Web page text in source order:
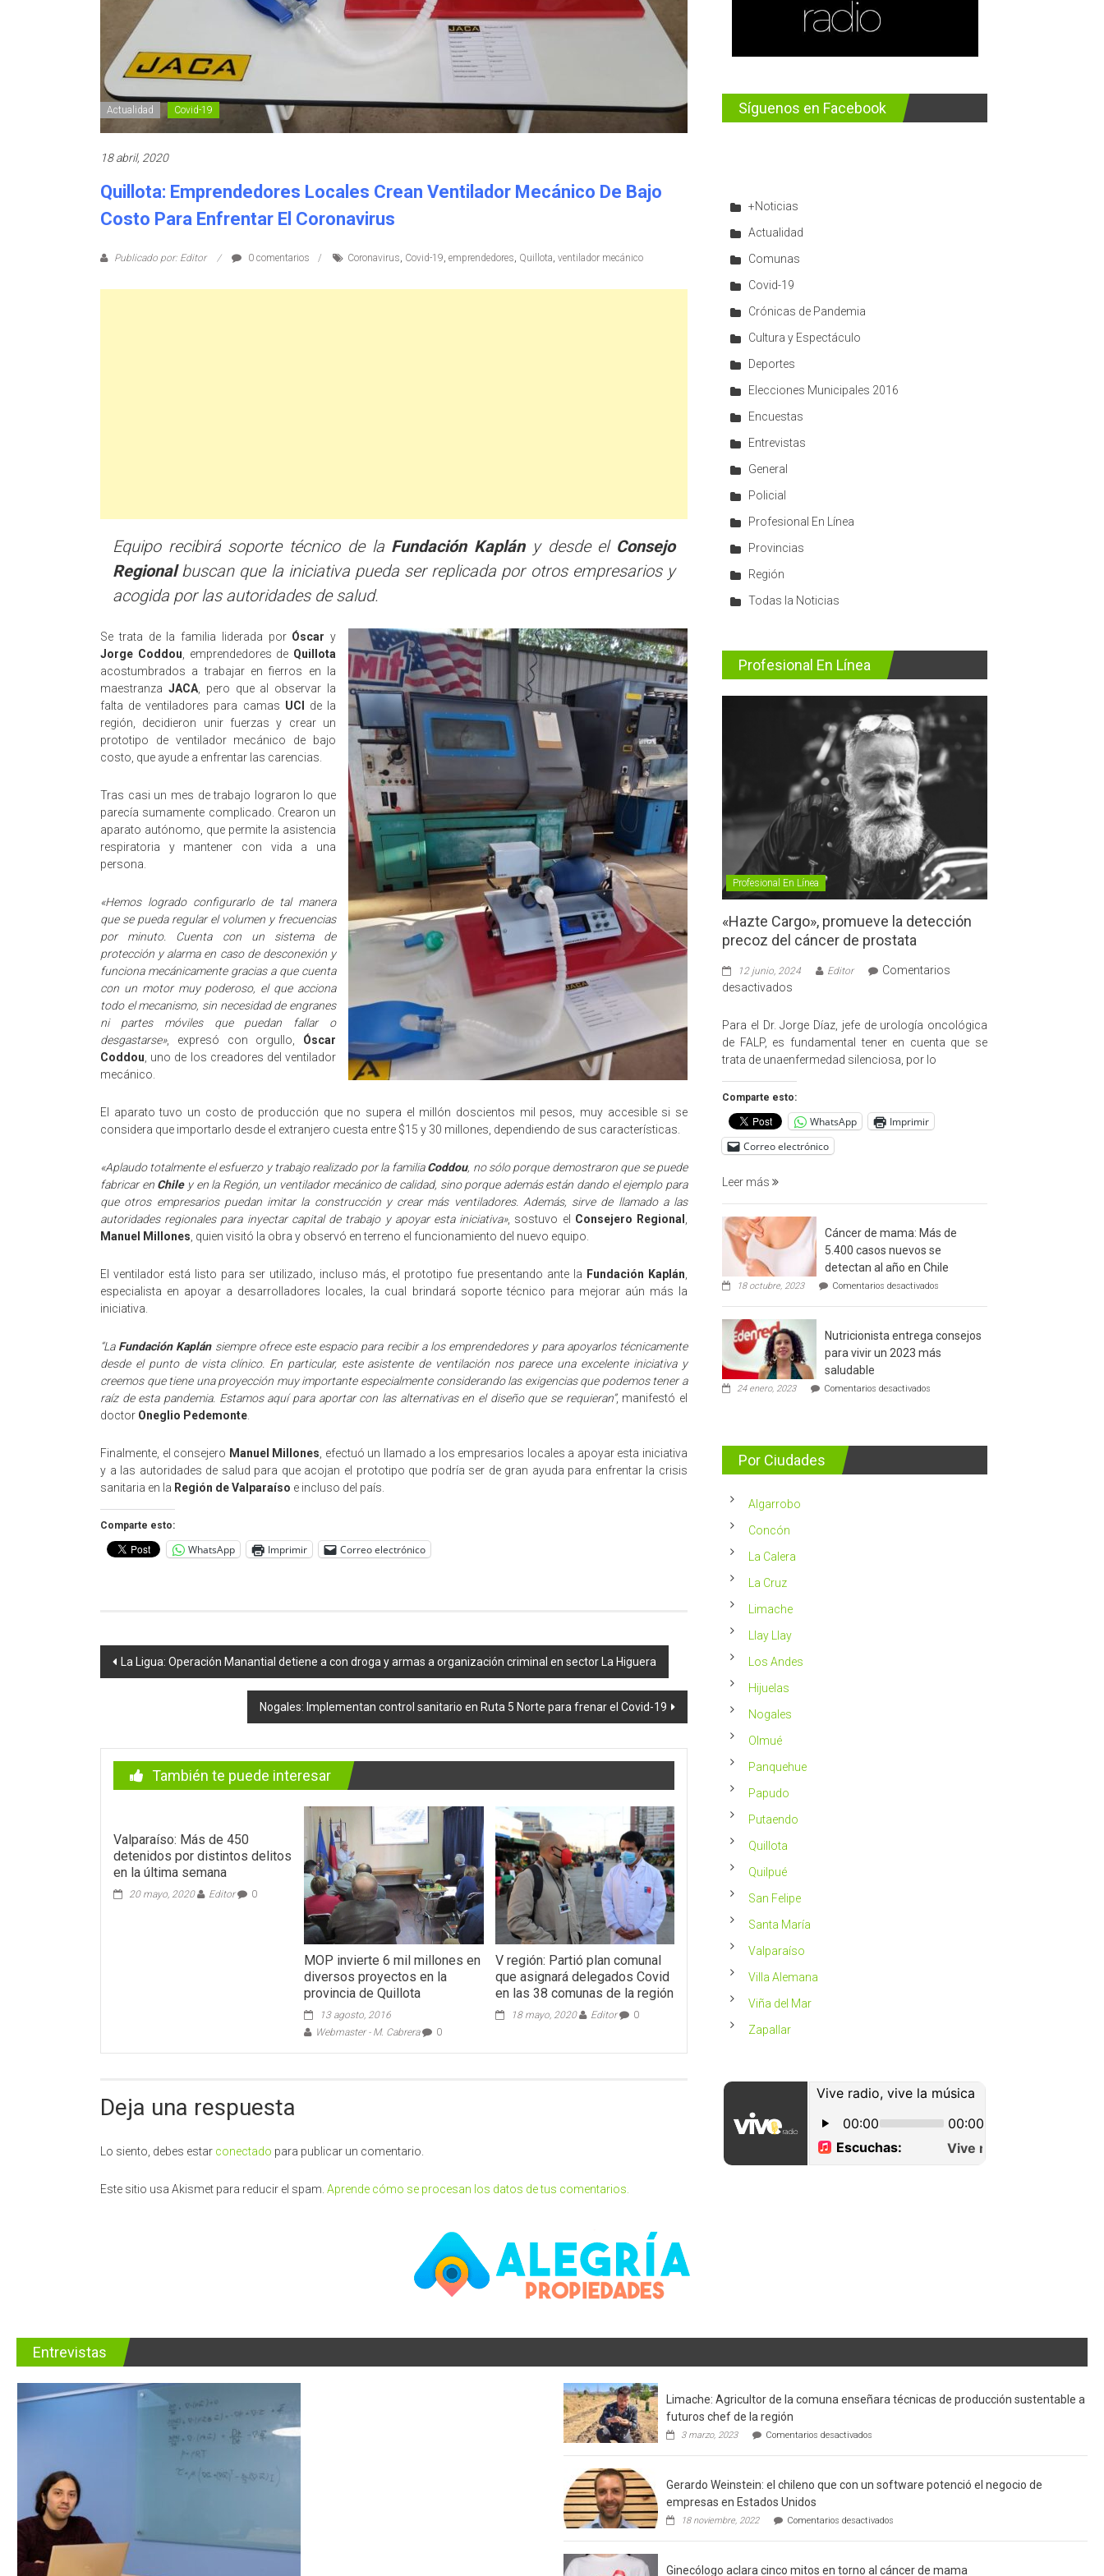
Actualidad Covid-19
18 abril, 2020
Quillota: Emprendedores Locales Crean Ventilador Mecánico De Bajo
Costo Para Enfrentar El Coronavirus
Publicado por: Editor 0 comentarios Coronavirus, Covid-19, emprendedores, Quillota, ventilador mecánico
Equipo recibirá soporte técnico de la Fundación Kaplány desde el Consejo
Regionalbuscan que la iniciativa pueda ser replicada por otros empresarios y
acogida por las autoridades de salud.
Se trata de la familia liderada por Óscar y
Jorge Coddou , emprendedores de Quillota
acostumbrados a trabajar en fierros en la
maestranza JACA, pero que al observar la
falta de ventiladores para camas UCI
de la
región, decidieron unir fuerzas y crear un
prototipo de ventilador mecánico de bajo
costo, que ayude a enfrentar las carencias.
Tras casi un mes de trabajo lograron lo que
parecía sumamente complicado. Crearon un
aparato autónomo, que permite la asistencia
respiratoria y mantener con vida a una
persona.
«Hemos logrado configurarlo de tal manera
que se pueda regular el volumen y frecuencias
por minuto. Cuenta con un sistema de
protección y alarma en caso de desconexión y
funciona mecánicamente gracias a que cuenta
con un motor muy poderoso, el que acciona
todo el mecanismo, sin necesidad de engranes
ni partes móviles que puedan fallar o
desgastarse», expresó con orgullo, Óscar
Coddou , uno de los creadores del ventilador
mecánico.
El aparato tuvo un costo de producción que no supera el millón doscientos mil pesos, muy accesible si se
considera que importarlo desde el extranjero cuesta entre $15 y 30 millones, dependiendo de sus características.
«Aplaudo totalmente el esfuerzo y trabajo realizado por la familiaCoddou, no sólo porque demostraron que se puede
fabricar en Chiley en la Región, un ventilador mecánico de calidad, sino porque además están dando el ejemplo para
que otros empresarios puedan imitar la construcción y crear más ventiladores. Además, sirve de llamado a las
autoridades regionales para inyectar capital de trabajo y apoyar esta iniciativa», sostuvo el Consejero Regional
Manuel Millones , quien visitó la obra y observó en terreno el funcionamiento del nuevo equipo.
El ventilador está listo para ser utilizado, incluso más, el prototipo fue presentando ante la Fundación Kaplán
especialista en apoyar a desarrolladores locales, la cual brindará soporte técnico para mejorar aún más la
iniciativa.
“La Fundación Kaplánsiempre ofrece este espacio para recibir a los emprendedores y para apoyarlos técnicamente
desde el punto de vista clínico. En particular, este asistente de ventilación nos parece una excelente iniciativa y
creemos que tiene una proyección muy importante especialmente considerando las exigencias que podemos tener a
raíz de esta pandemia. Estamos aquí para aportar con las alternativas en el diseño que se requieran”, manifestó el
doctor Oneglio Pedemonte
Finalmente, el consejero Manuel Millones , efectuó un llamado a los empresarios locales a apoyar esta iniciativa
y a las autoridades de salud para que acojan el prototipo que podría ser de gran ayuda para enfrentar la crisis
sanitaria en la Región de Valparaíso e incluso del país.
Comparte esto:
WhatsApp Imprimir Correo electrónico
Navegación
La Ligua: Operación Manantial detiene a con droga y armas a organización criminal en sector La Higuera
Nogales: Implementan control sanitario en Ruta 5 Norte para frenar el Covid-19
También te puede interesar
Valparaíso: Más de 450
detenidos por distintos delitos
en la última semana
20 mayo, 2020 Editor 0
MOP invierte 6 mil millones en
diversos proyectos en la
provincia de Quillota
13 agosto, 2016
Webmaster - M. Cabrera
0
V región: Partió plan comunal
que asignará delegados Covid
en las 38 comunas de la región
18 mayo, 2020 Editor 0
Deja una respuesta
Lo siento, debes estar conectado para publicar un comentario.
Este sitio usa Akismet para reducir el spam. Aprende cómo se procesan los datos de tus comentarios.
Síguenos en Facebook
+Noticias
Actualidad
Comunas
Covid-19
Crónicas de Pandemia
Cultura y Espectáculo
Deportes
Elecciones Municipales 2016
Encuestas
Entrevistas
General
Policial
Profesional En Línea
Provincias
Región
Todas la Noticias
Profesional En Línea
Profesional En Línea
«Hazte Cargo», promueve la detección
precoz del cáncer de prostata
12 junio, 2024 Editor
Comentarios
desactivados
Cargo»,
promueve
la
cáncer
de
prostata
Para el Dr. Jorge Díaz, jefe de urología oncológica
de FALP, es fundamental tener en cuenta que se
trata de unaenfermedad silenciosa, por lo
Comparte esto:
WhatsApp
Imprimir
Correo electrónico
Leer más
Cáncer de mama: Más de
5.400 casos nuevos se
detectan al año en Chile
18 octubre, 2023 Comentarios desactivados
de
Más
Nutricionista entrega consejos
para vivir un 2023 más
saludable
24 enero, 2023 Comentarios desactivados
2023
Por Ciudades
Algarrobo
Concón
La Calera
La Cruz
Limache
Llay Llay
Los Andes
Hijuelas
Nogales
Olmué
Panquehue
Papudo
Putaendo
Quillota
Quilpué
San Felipe
Santa María
Valparaíso
Villa Alemana
Viña del Mar
Zapallar
Entrevistas
Limache: Agricultor de la comuna enseñara técnicas de producción sustentable a
futuros chef de la región
3 marzo, 2023 Comentarios desactivadosen
Agricultor
la
técnicas
Gerardo Weinstein: el chileno que con un software potenció el negocio de
empresas en Estados Unidos
18 noviembre, 2022 Comentarios desactivadosen
Weinstein:
chileno
Ginecólogo aclara cinco mitos en torno al cáncer de mama